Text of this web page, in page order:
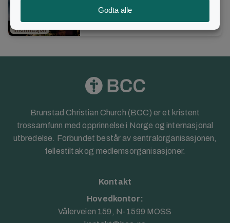
Informasjon
Nilsen stått i tjenesten for
2. november 2024•2 min lesetid
Brunstad Christian Church (BCC) er et kristent
trossamfunn med opprinnelse i Norge og internasjonal
utbredelse. Forbundet består av sentralorganisasjonen,
fellestiltak og medlemsorganisasjoner.
Kontakt
Hovedkontor:
Vålerveien 159, N-1599 MOSS